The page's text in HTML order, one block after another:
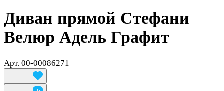
Диван прямой Стефани
Велюр Адель Графит
Арт. 00-00086271